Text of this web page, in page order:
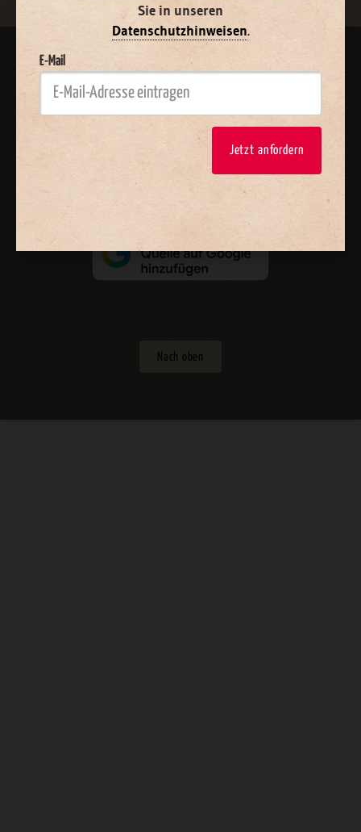
AGB und Widerrufsbelehrung Datenschutz
Impressum
Vertrag widerrufen Abo online kündigen
Nach oben
Sie in unseren
Datenschutzhinweisen.
E-Mail
Jetzt anfordern